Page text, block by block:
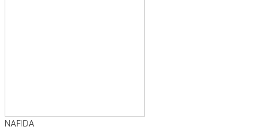
NAFIDA